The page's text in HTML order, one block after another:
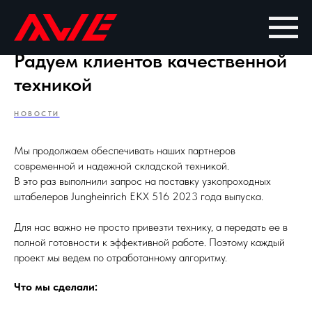
Радуем клиентов качественной
техникой
НОВОСТИ
Мы продолжаем обеспечивать наших партнеров
современной и надежной складской техникой.
В это раз выполнили запрос на поставку узкопроходных
штабелеров Jungheinrich EKX 516 2023 года выпуска.
Для нас важно не просто привезти технику, а передать ее в
полной готовности к эффективной работе. Поэтому каждый
проект мы ведем по отработанному алгоритму.
Что мы сделали: